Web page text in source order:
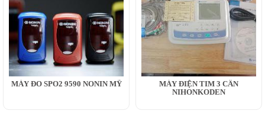
MÁY ĐO SPO2 9590 NONIN MỸ
MÁY ĐIỆN TIM 3 CẦN
NIHONKODEN